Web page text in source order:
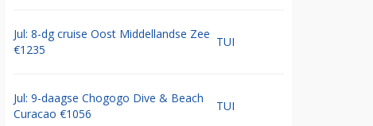
Jul: 8-dg cruise Oost Middellandse Zee
€1235
TUI
Jul: 9-daagse Chogogo Dive & Beach
Curacao €1056
TUI